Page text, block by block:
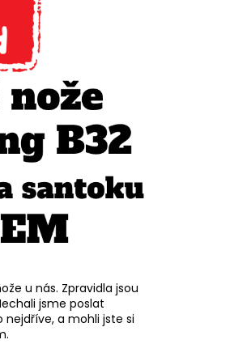
u nás. Zpravidla jsou
jsme poslat
nejdříve, a mohli jste si